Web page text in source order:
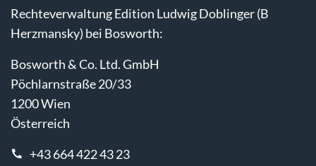
Rechteverwaltung Edition Ludwig Doblinger (B
Herzmansky) bei Bosworth:
Bosworth & Co. Ltd. GmbH
Pöchlarnstraße 20/33
1200 Wien
Österreich
+43 664 422 43 23